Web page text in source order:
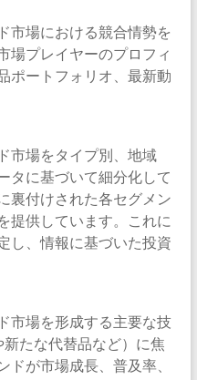
市場における競合情勢を
場プレイヤーのプロフィ
ポートフォリオ、最新動
市場をタイプ別、地域
タに基づいて細分化して
裏付けされた各セグメン
提供しています。これに
し、情報に基づいた投資
市場を形成する主要な技
たな代替品など）に焦
ドが市場成長、普及率、